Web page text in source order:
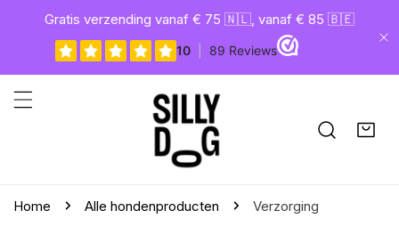
naar artikel
Gratis verzending vanaf € 75 🇳🇱, vanaf € 85 🇧🇪
Home Alle hondenproducten Verzorging